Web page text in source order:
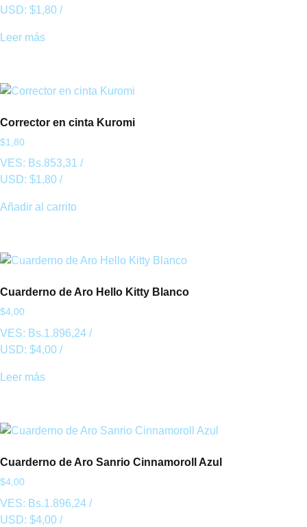
USD: $1,80 /
Leer más
Corrector en cinta Kuromi
$1,80
VES: Bs.853,31 /
USD: $1,80 /
Añadir al carrito
Cuarderno de Aro Hello Kitty Blanco
$4,00
VES: Bs.1.896,24 /
USD: $4,00 /
Leer más
Cuarderno de Aro Sanrio Cinnamoroll Azul
$4,00
VES: Bs.1.896,24 /
USD: $4,00 /